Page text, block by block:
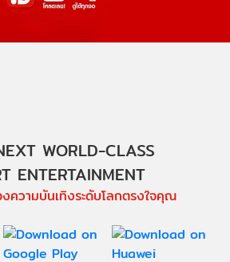
WORLD-CLASS
ENTERTAINMENT
ความบันเทิงระดับโลกตรงใจคุณ